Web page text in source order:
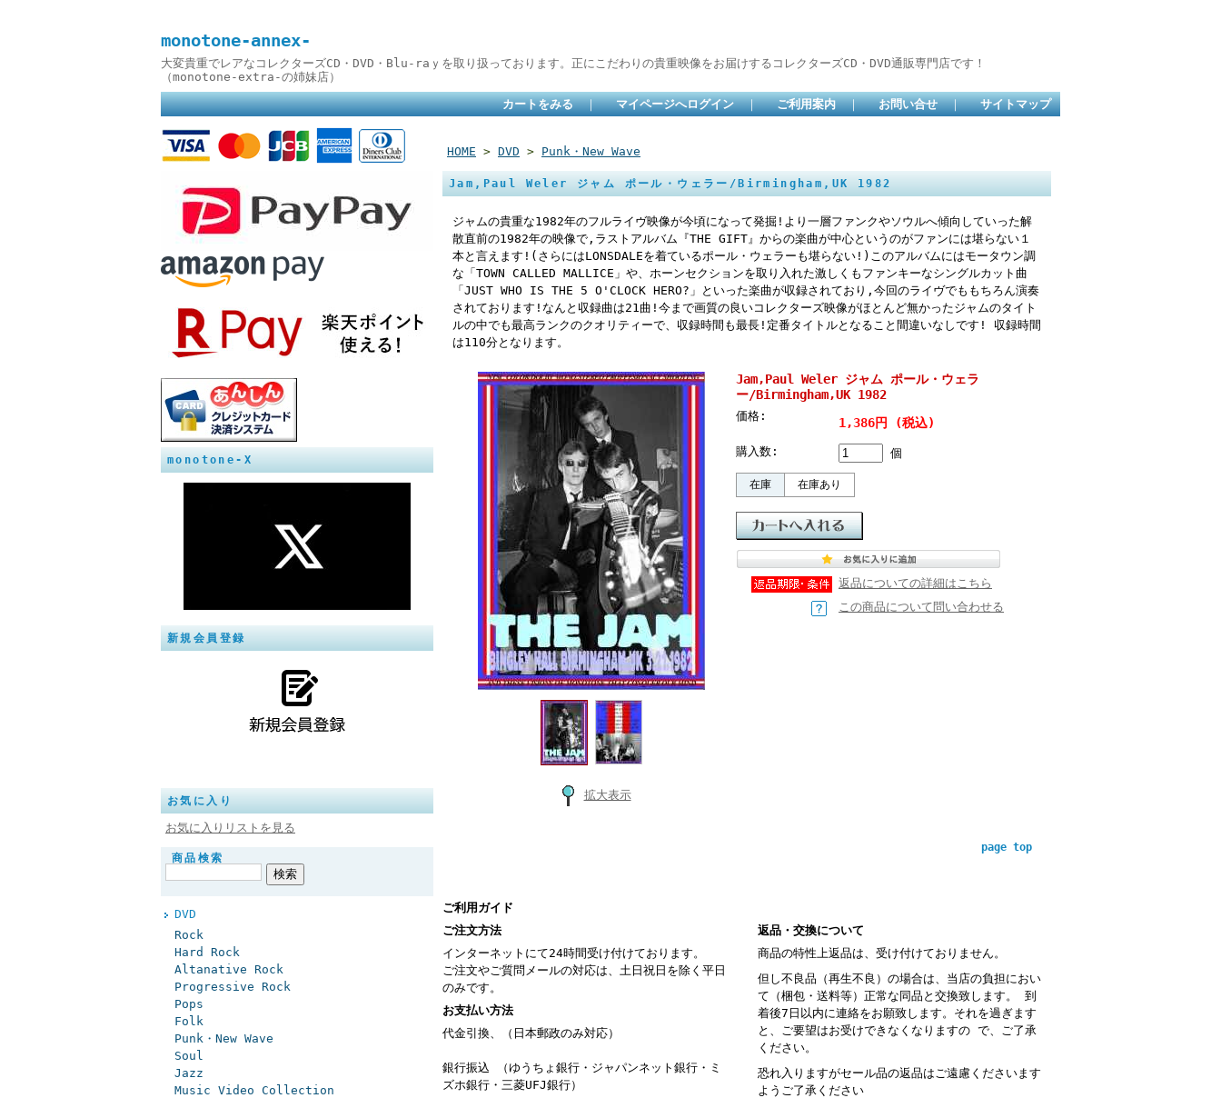
monotone-annex-
大変貴重でレアなコレクターズCD・DVD・Blu-raｙを取り扱っております。正にこだわりの貴重映像をお届けするコレクターズCD・DVD通販専門店です！
（monotone-extra-の姉妹店）
カートをみる ｜ マイページへログイン ｜ ご利用案内 ｜ お問い合せ ｜ サイトマップ
monotone-X
新規会員登録
お気に入り
お気に入りリストを見る
商品検索
DVD
Rock
Hard Rock
Altanative Rock
Progressive Rock
Pops
Folk
Punk・New Wave
Soul
Jazz
Music Video Collection
HOME > DVD > Punk・New Wave
Jam,Paul Weler ジャム ポール・ウェラー/Birmingham,UK 1982
ジャムの貴重な1982年のフルライヴ映像が今頃になって発掘!より一層ファンクやソウルへ傾向していった解
散直前の1982年の映像で,ラストアルバム『THE GIFT』からの楽曲が中心というのがファンには堪らない１
本と言えます!(さらにはLONSDALEを着ているポール・ウェラーも堪らない!)このアルバムにはモータウン調
な「TOWN CALLED MALLICE」や、ホーンセクションを取り入れた激しくもファンキーなシングルカット曲
「JUST WHO IS THE 5 O'CLOCK HERO?」といった楽曲が収録されており,今回のライヴでももちろん演奏
されております!なんと収録曲は21曲!今まで画質の良いコレクターズ映像がほとんど無かったジャムのタイト
ルの中でも最高ランクのクオリティーで、収録時間も最長!定番タイトルとなること間違いなしです! 収録時間
は110分となります。
拡大表示
Jam,Paul Weler ジャム ポール・ウェラ
ー/Birmingham,UK 1982
価格: 1,386円 (税込)
購入数: 個
在庫 在庫あり
返品についての詳細はこちら
この商品について問い合わせる
page top
ご利用ガイド
ご注文方法
インターネットにて24時間受け付けております。
ご注文やご質問メールの対応は、土日祝日を除く平日
のみです。
お支払い方法
代金引換、（日本郵政のみ対応）
銀行振込 （ゆうちょ銀行・ジャパンネット銀行・ミ
ズホ銀行・三菱UFJ銀行）
返品・交換について
商品の特性上返品は、受け付けておりません。
但し不良品（再生不良）の場合は、当店の負担におい
て（梱包・送料等）正常な同品と交換致します。 到
着後7日以内に連絡をお願致します。それを過ぎます
と、ご要望はお受けできなくなりますの で、ご了承
ください。
恐れ入りますがセール品の返品はご遠慮くださいます
ようご了承ください